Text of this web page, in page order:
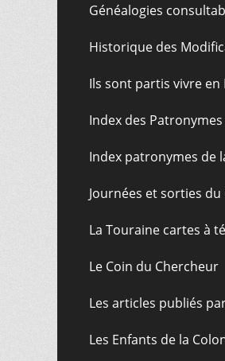
Généalogies
Historique des
Ils sont partis vivre en
Index des
Index patronymes de
Journées et sorties du
La Touraine cartes à
Le Coin du Chercheur
Les articles publiés
Les Enfants de la